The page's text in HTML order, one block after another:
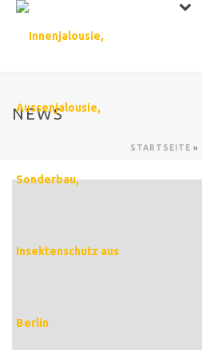
NEWS
STARTSEITE »